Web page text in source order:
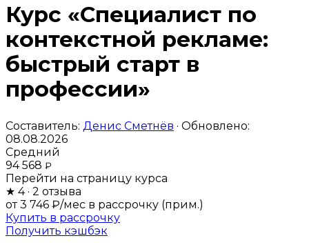
Курс «Специалист по
контекстной рекламе:
быстрый старт в
профессии»
Составитель: Денис Сметнёв · Обновлено:
08.08.2026
Средний
94 568 ₽
Перейти на страницу курса
★ 4· 2 отзыва
от 3 746 ₽/мес в рассрочку (прим.)
Купить в рассрочку
Получить кэшбэк